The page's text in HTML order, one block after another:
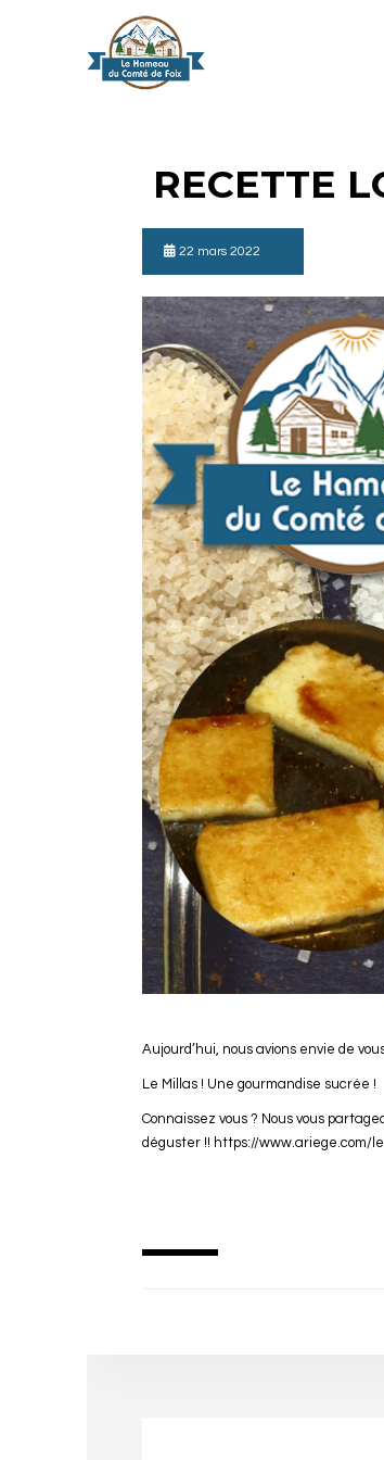
RECETTE
22 mars 2022
Aujourd’hui, nous avions envie de
Le Millas ! Une gourmandise sucrée !
Connaissez vous ? Nous vous
déguster !! https://www.ariege.com/